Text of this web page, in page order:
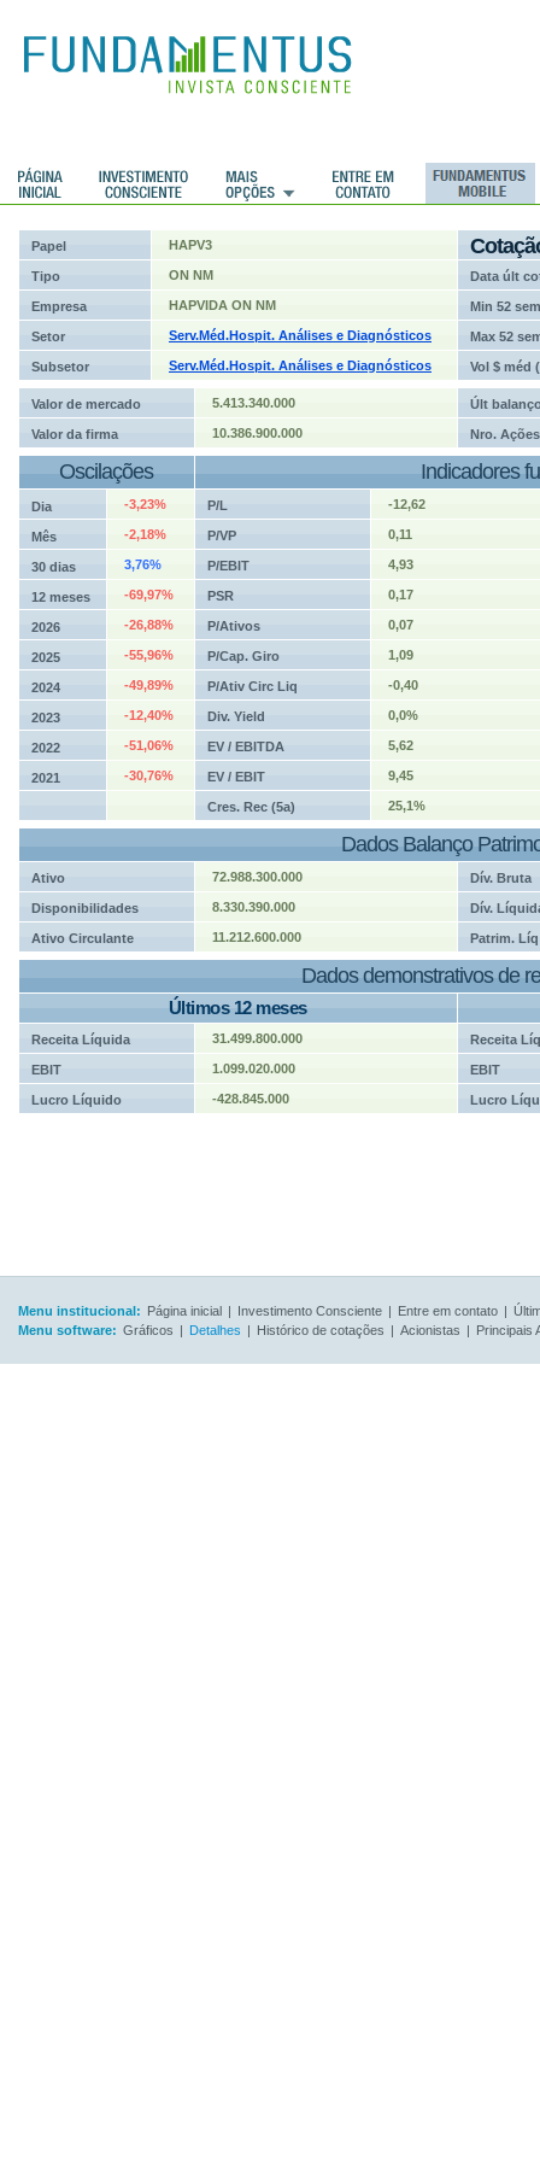
Papel HAPV3
Tipo ON NM Data últ
Empresa HAPVIDA ON NM Min 52 sem
Setor Serv.Méd.Hospit. Análises e Diagnósticos Max 52
Subsetor Serv.Méd.Hospit. Análises e Diagnósticos Vol $ méd
Valor de mercado 5.413.340.000 Últ
Valor da firma 10.386.900.000 Nro. Ações
Oscilações Indicadores
Dia -3,23% P/L -12,62
Mês -2,18% P/VP 0,11
30 dias 3,76% P/EBIT 4,93
12 meses -69,97% PSR 0,17
2026 -26,88% P/Ativos 0,07
2025 -55,96% P/Cap. Giro 1,09
2024 -49,89% P/Ativ Circ Liq -0,40
2023 -12,40% Div. Yield 0,0%
2022 -51,06% EV / EBITDA 5,62
2021 -30,76% EV / EBIT 9,45
Cres. Rec (5a) 25,1%
Dados Balanço
Ativo 72.988.300.000 Dív. Bruta
Disponibilidades 8.330.390.000 Dív.
Ativo Circulante 11.212.600.000 Patrim. Líq
Dados demonstrativos de
Últimos 12 meses
Receita Líquida 31.499.800.000 Receita
EBIT 1.099.020.000 EBIT
Lucro Líquido -428.845.000 Lucro
Menu institucional: Página inicial | Investimento Consciente | Entre em contato |
Menu software: Gráficos | Detalhes | Histórico de cotações | Acionistas | Principais